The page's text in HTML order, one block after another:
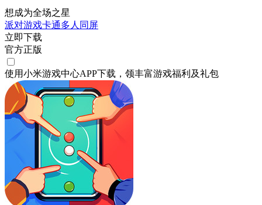
想成为全场之星
派对游戏卡通多人同屏
立即下载
官方正版
使用小米游戏中心APP下载 ，领丰富游戏福利 及礼包